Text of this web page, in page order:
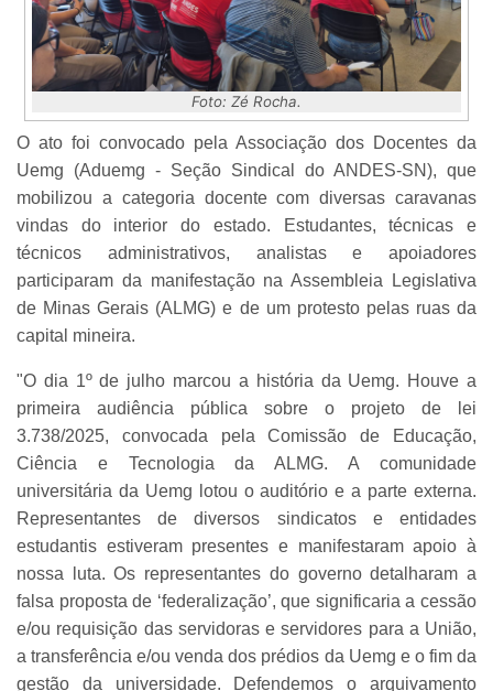
Foto: Zé Rocha.
O ato foi convocado pela Associação dos Docentes da
Uemg (Aduemg - Seção Sindical do ANDES-SN), que
mobilizou a categoria docente com diversas caravanas
vindas do interior do estado. Estudantes, técnicas e
técnicos administrativos, analistas e apoiadores
participaram da manifestação na Assembleia Legislativa
de Minas Gerais (ALMG) e de um protesto pelas ruas da
capital mineira.
"O dia 1º de julho marcou a história da Uemg. Houve a
primeira audiência pública sobre o projeto de lei
3.738/2025, convocada pela Comissão de Educação,
Ciência e Tecnologia da ALMG. A comunidade
universitária da Uemg lotou o auditório e a parte externa.
Representantes de diversos sindicatos e entidades
estudantis estiveram presentes e manifestaram apoio à
nossa luta. Os representantes do governo detalharam a
falsa proposta de ‘federalização’, que significaria a cessão
e/ou requisição das servidoras e servidores para a União,
a transferência e/ou venda dos prédios da Uemg e o fim da
gestão da universidade. Defendemos o arquivamento